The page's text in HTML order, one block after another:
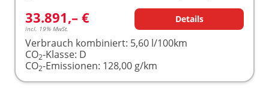
33.891,– €
incl. 19% MwSt.
Details
Verbrauch kombiniert: 5,60 l/100km
CO2-Klasse: D
CO2-Emissionen: 128,00 g/km